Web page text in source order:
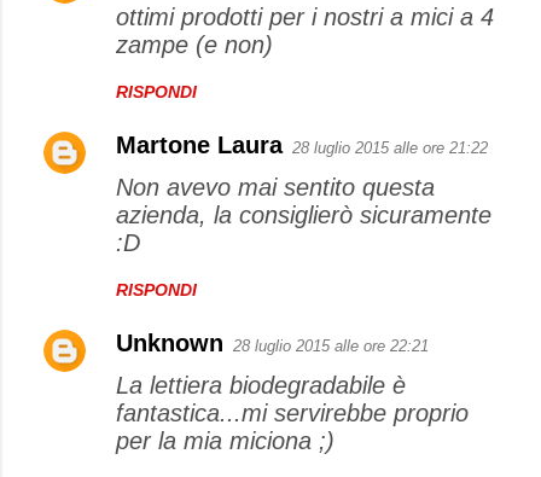
ottimi prodotti per i nostri a mici a 4
zampe (e non)
RISPONDI
Martone Laura 28 luglio 2015 alle ore 21:22
Non avevo mai sentito questa
azienda, la consiglierò sicuramente
:D
RISPONDI
Unknown 28 luglio 2015 alle ore 22:21
La lettiera biodegradabile è
fantastica...mi servirebbe proprio
per la mia miciona ;)